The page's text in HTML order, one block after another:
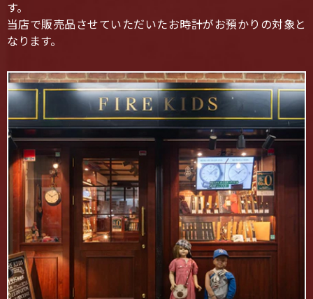
す。
当店で販売品させていただいたお時計がお預かりの対象と
なります。